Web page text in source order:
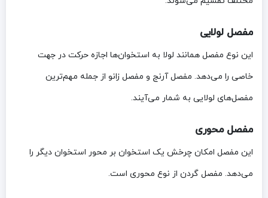
مفصل لولایی
این نوع مفصل همانند لولا به استخوان‌ها اجازه حرکت در جهت
خاصی را می‌دهد. مفصل آرنج و مفصل زانو از جمله مهم‌ترین
مفصل‌های لولایی به شمار می‌آیند.
مفصل محوری
این مفصل امکان چرخش یک استخوان بر محور استخوان دیگر را
می‌دهد. مفصل گردن از نوع محوری است.